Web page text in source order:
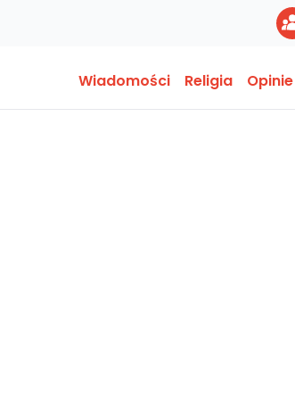
Wiadomości Religia Opinie